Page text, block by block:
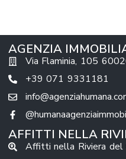
AGENZIA
Via Flaminia, 105
+39 071 9331181
AFFITTI NELLA
Affitti nella Riviera del